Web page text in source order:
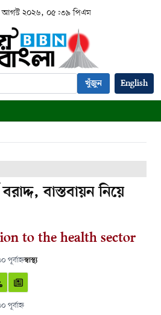
আগস্ট ২০২৬, ০৫:৩৯ পিএম
খুঁজুন English
বরাদ্দ, বাস্তবায়ন নিয়ে
to the health sector
পূর্বাহ্নস্বাস্থ্য
পূর্বাহ্ন